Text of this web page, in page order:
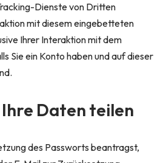
Dienste von Dritten
mit diesem eingebetteten
Ihrer Interaktion mit dem
Sie ein Konto haben und auf dieser
Daten teilen
des Passworts beantragst,